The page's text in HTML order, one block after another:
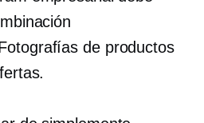
de productos